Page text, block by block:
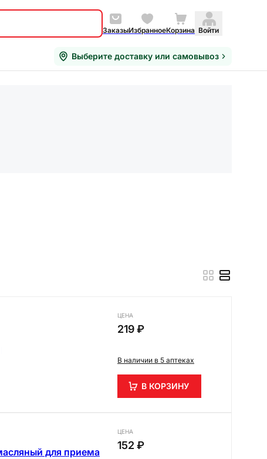
ЗаказыИзбранноеКорзина Войти
Выберите доставку или самовывоз
ЦЕНА
219 ₽
В наличии в 5 аптеках
В КОРЗИНУ
для приема
ЦЕНА
152 ₽